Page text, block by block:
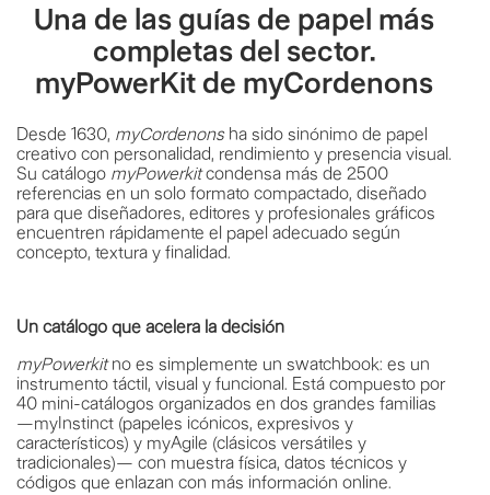
Una de las guías de papel más
completas del sector.
myPowerKit de myCordenons
Desde 1630, myCordenonsha sido sinónimo de papel
creativo con personalidad, rendimiento y presencia visual.
Su catálogo myPowerkitcondensa más de 2500
referencias en un solo formato compactado, diseñado
para que diseñadores, editores y profesionales gráficos
encuentren rápidamente el papel adecuado según
concepto, textura y finalidad.
Un catálogo que acelera la decisión
myPowerkitno es simplemente un swatchbook: es un
instrumento táctil, visual y funcional. Está compuesto por
40 mini-catálogos organizados en dos grandes familias
—myInstinct (papeles icónicos, expresivos y
característicos) y myAgile (clásicos versátiles y
tradicionales)— con muestra física, datos técnicos y
códigos que enlazan con más información online.